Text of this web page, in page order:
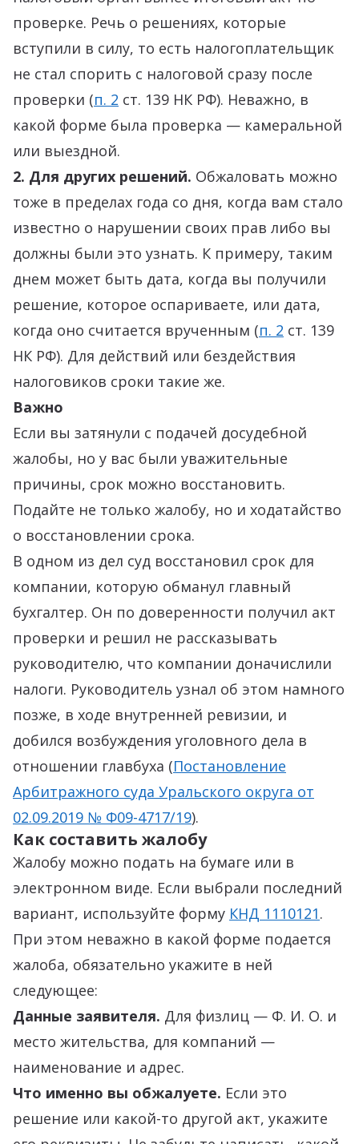
проверке. Речь о решениях, которые
вступили в силу, то есть налогоплательщик
не стал спорить с налоговой сразу после
проверки (п. 2 ст. 139 НК РФ). Неважно, в
какой форме была проверка — камеральной
или выездной.
2. Для других решений. Обжаловать можно
тоже в пределах года со дня, когда вам стало
известно о нарушении своих прав либо вы
должны были это узнать. К примеру, таким
днем может быть дата, когда вы получили
решение, которое оспариваете, или дата,
когда оно считается врученным (п. 2 ст. 139
НК РФ). Для действий или бездействия
налоговиков сроки такие же.
Важно
Если вы затянули с подачей досудебной
жалобы, но у вас были уважительные
причины, срок можно восстановить.
Подайте не только жалобу, но и ходатайство
о восстановлении срока.
В одном из дел суд восстановил срок для
компании, которую обманул главный
бухгалтер. Он по доверенности получил акт
проверки и решил не рассказывать
руководителю, что компании доначислили
налоги. Руководитель узнал об этом намного
позже, в ходе внутренней ревизии, и
добился возбуждения уголовного дела в
отношении главбуха (Постановление
Арбитражного суда Уральского округа от
02.09.2019 № Ф09-4717/19).
Как составить жалобу
Жалобу можно подать на бумаге или в
электронном виде. Если выбрали последний
вариант, используйте форму КНД 1110121.
При этом неважно в какой форме подается
жалоба, обязательно укажите в ней
следующее:
Данные заявителя. Для физлиц — Ф. И. О. и
место жительства, для компаний —
наименование и адрес.
Что именно вы обжалуете. Если это
решение или какой-то другой акт, укажите